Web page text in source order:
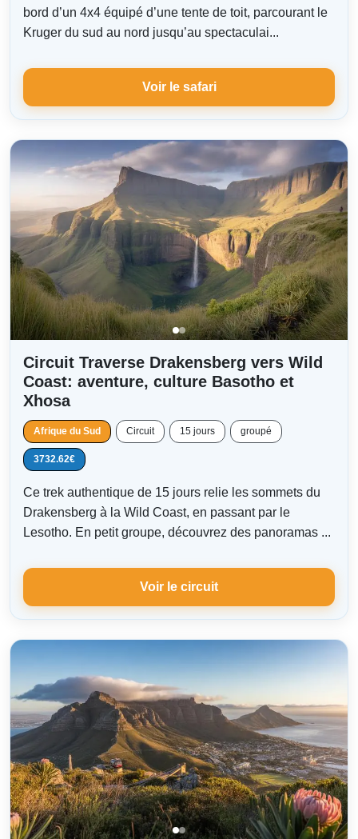
bord d’un 4x4 équipé d’une tente de toit, parcourant le
Kruger du sud au nord jusqu’au spectaculai...
Voir le safari
Circuit Traverse Drakensberg vers Wild
Coast: aventure, culture Basotho et
Xhosa
Afrique du Sud Circuit 15 jours groupé
3732.62€
Ce trek authentique de 15 jours relie les sommets du
Drakensberg à la Wild Coast, en passant par le
Lesotho. En petit groupe, découvrez des panoramas ...
Voir le circuit